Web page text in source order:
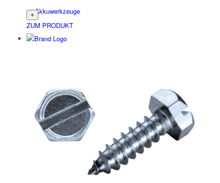
Akkuwerkzeuge
Zubehör Akku/ Elektro
ZUM PRODUKT